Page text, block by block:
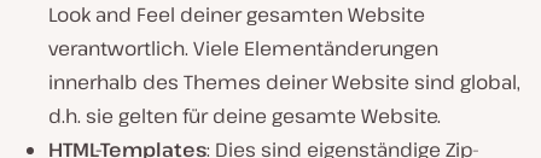
Look and Feel deiner gesamten Website
verantwortlich. Viele Elementänderungen
innerhalb des Themes deiner Website sind global,
d.h. sie gelten für deine gesamte Website.
HTML-Templates: Dies sind eigenständige Zip-